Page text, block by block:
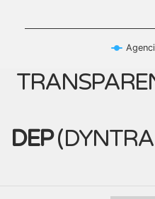
DEP(